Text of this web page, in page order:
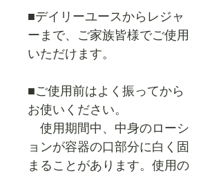
■デイリーユースからレジャ
ーまで、ご家族皆様でご使用
いただけます。
■ご使用前はよく振ってから
お使いください。
使用期間中、中身のローシ
ョンが容器の口部分に白く固
まることがあります。使用の